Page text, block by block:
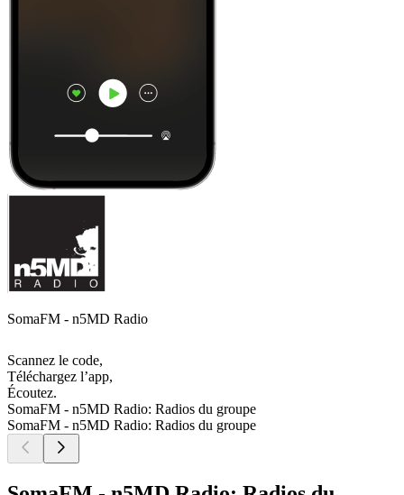
SomaFM - n5MD Radio
Scannez le code,
Téléchargez l’app,
Écoutez.
SomaFM - n5MD Radio: Radios du groupe
SomaFM - n5MD Radio: Radios du groupe